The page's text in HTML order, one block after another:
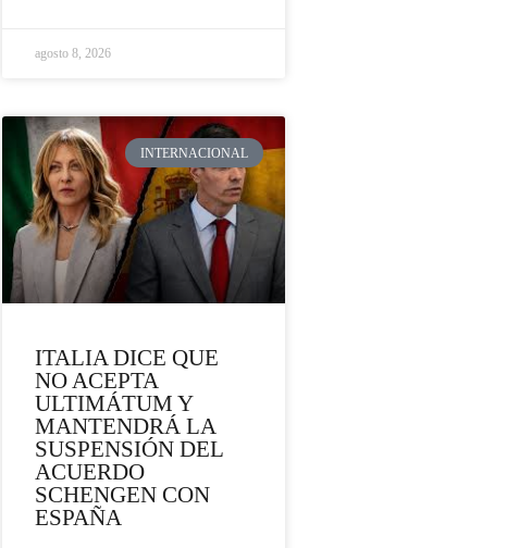
agosto 8, 2026
INTERNACIONAL
ITALIA DICE QUE
NO ACEPTA
ULTIMÁTUM Y
MANTENDRÁ LA
SUSPENSIÓN DEL
ACUERDO
SCHENGEN CON
ESPAÑA